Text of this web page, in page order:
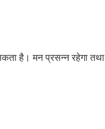
है। मन प्रसन्न रहेगा तथा